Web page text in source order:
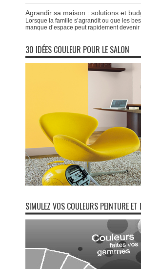
Agrandir sa maison : solutions et
Lorsque la famille s’agrandit ou que les
manque d’espace peut rapidement devenir
30 IDÉES COULEUR POUR LE SALON
SIMULEZ VOS COULEURS PEINTURE ET